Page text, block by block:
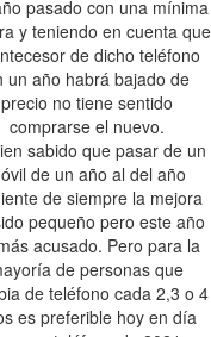
pasado con una mínima
y teniendo en cuenta que
de dicho teléfono
un año habrá bajado de
precio no tiene sentido
comprarse el nuevo.
sabido que pasar de un
de un año al del año
de siempre la mejora
pequeño pero este año
acusado. Pero para la
de personas que
de teléfono cada 2,3 o 4
es preferible hoy en día